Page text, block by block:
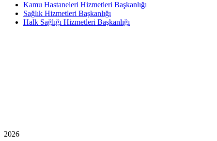
Kamu Hastaneleri Hizmetleri Başkanlığı
Sağlık Hizmetleri Başkanlığı
Halk Sağlığı Hizmetleri Başkanlığı
2026